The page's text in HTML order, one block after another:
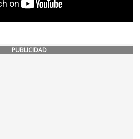
PUBLICIDAD